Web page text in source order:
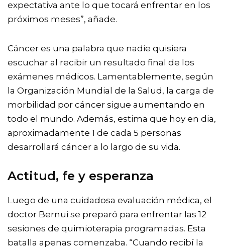
expectativa ante lo que tocará enfrentar en los
próximos meses”, añade.
Cáncer es una palabra que nadie quisiera
escuchar al recibir un resultado final de los
exámenes médicos. Lamentablemente, según
la Organización Mundial de la Salud, la carga de
morbilidad por cáncer sigue aumentando en
todo el mundo. Además, estima que hoy en dia,
aproximadamente 1 de cada 5 personas
desarrollará cáncer a lo largo de su vida.
Actitud, fe y esperanza
Luego de una cuidadosa evaluación médica, el
doctor Bernui se preparó para enfrentar las 12
sesiones de quimioterapia programadas. Esta
batalla apenas comenzaba. “Cuando recibí la